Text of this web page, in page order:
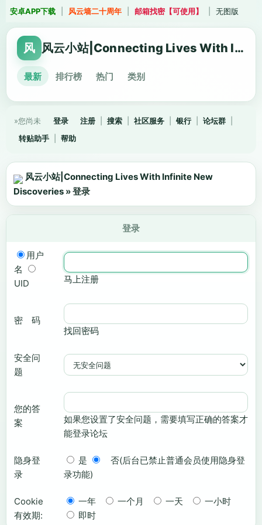
安卓APP下载 风云墙二十周年 邮箱找密【可使用】 无图版
风 风云小站|Connecting Lives With Infinite New Discoveries
最新 排行榜 热门 类别
»您尚未 登录 注册 搜索 社区服务 银行 论坛群
转贴助手
帮助
风云小站|Connecting Lives With Infinite New
Discoveries » 登录
登录
用户
名
UID
马上注册
密 码
找回密码
安全问
题
您的答
案
如果您设置了安全问题，需要填写正确的答案才
能登录论坛
隐身登
录
是
否(后台已禁止普通会员使用隐身登
录功能)
Cookie
有效期:
一年 一个月 一天
一小时
即时